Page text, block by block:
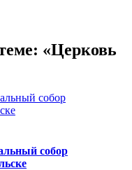
«Церковь
собор